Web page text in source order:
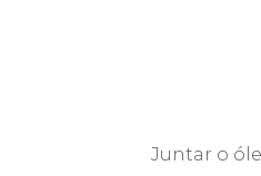
Juntar o